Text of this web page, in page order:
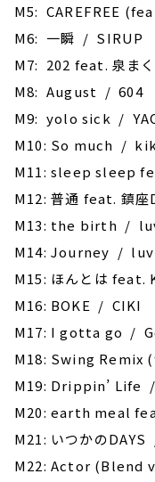
M5: CAREFREE
M6: 一瞬 / SIRUP
M7: 202 feat. 泉ま
M8: August / 604
M9: yolo sick /
M10: So much /
M11: sleep sleep
M12: 普通 feat. 鎮
M13: the birth /
M14: Journey /
M15: ほんとは
M16: BOKE / CIKI
M17: I gotta go /
M18: Swing Remix
M19: Drippin’ Life
M20: earth meal
M21: いつかの
M22: Actor (Blend